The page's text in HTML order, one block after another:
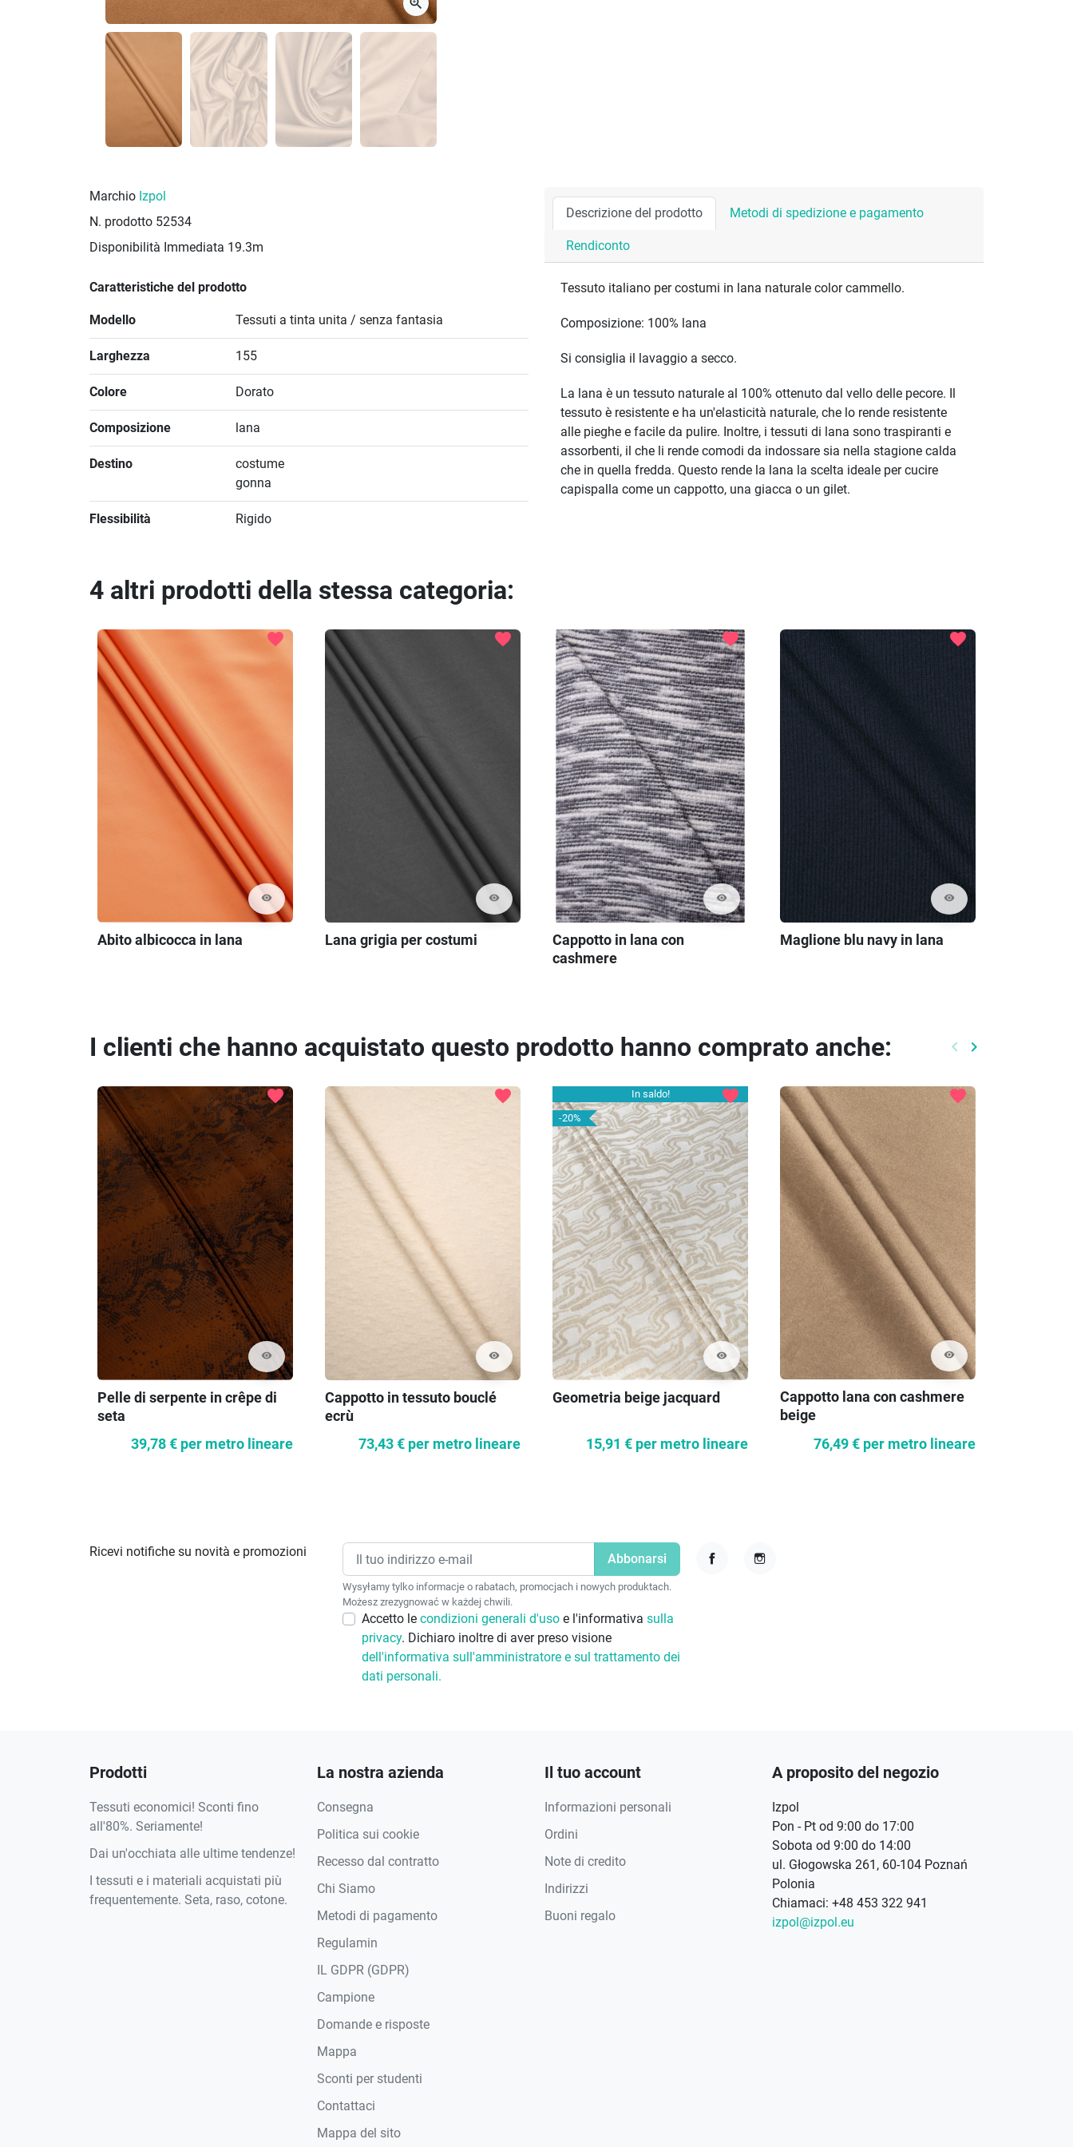
Marchio Izpol
N. prodotto 52534
Disponibilità Immediata 19.3m
Caratteristiche del prodotto
Modello Tessuti a tinta unita / senza fantasia
Larghezza 155
Colore Dorato
Composizione lana
Destino
costume
gonna
Flessibilità Rigido
Descrizione del prodotto Metodi di spedizione e pagamento
Rendiconto
Tessuto italiano per costumi in lana naturale color cammello.
Composizione: 100% lana
Si consiglia il lavaggio a secco.
La lana è un tessuto naturale al 100% ottenuto dal vello delle pecore. Il
tessuto è resistente e ha un'elasticità naturale, che lo rende resistente
alle pieghe e facile da pulire. Inoltre, i tessuti di lana sono traspiranti e
assorbenti, il che li rende comodi da indossare sia nella stagione calda
che in quella fredda. Questo rende la lana la scelta ideale per cucire
capispalla come un cappotto, una giacca o un gilet.
4 altri prodotti della stessa categoria:
visibility
favorite
Abito albicocca in lana
visibility
favorite
Lana grigia per costumi
visibility
favorite
Cappotto in lana con
cashmere
visibility
favorite
Maglione blu navy in lana
I clienti che hanno acquistato questo prodotto hanno comprato anche: Precedente
keyboard_arrow_left Prossimo
keyboard_arrow_right
visibility
favorite
Pelle di serpente in crêpe di
seta
39,78 € per metro lineare
visibility
favorite
Cappotto in tessuto bouclé
ecrù
73,43 € per metro lineare
In saldo!
-20%
visibility
favorite
Geometria beige jacquard
15,91 € per metro lineare
visibility
favorite
Cappotto lana con cashmere
beige
76,49 € per metro lineare
Ricevi notifiche su novità e promozioni
Wysyłamy tylko informacje o rabatach, promocjach i nowych produktach.
Możesz zrezygnować w każdej chwili.
Accetto le condizioni generali d'uso e l'informativa sulla
privacy. Dichiaro inoltre di aver preso visione
dell'informativa sull'amministratore e sul trattamento dei
dati personali.
Prodotti
Tessuti economici! Sconti fino
all'80%. Seriamente!
Dai un'occhiata alle ultime tendenze!
I tessuti e i materiali acquistati più
frequentemente. Seta, raso, cotone.
La nostra azienda
Consegna
Politica sui cookie
Recesso dal contratto
Chi Siamo
Metodi di pagamento
Regulamin
IL GDPR (GDPR)
Campione
Domande e risposte
Mappa
Sconti per studenti
Contattaci
Mappa del sito
Il tuo account
Informazioni personali
Ordini
Note di credito
Indirizzi
Buoni regalo
A proposito del negozio
Izpol
Pon - Pt od 9:00 do 17:00
Sobota od 9:00 do 14:00
ul. Głogowska 261, 60-104 Poznań
Polonia
Chiamaci: +48 453 322 941
izpol@izpol.eu